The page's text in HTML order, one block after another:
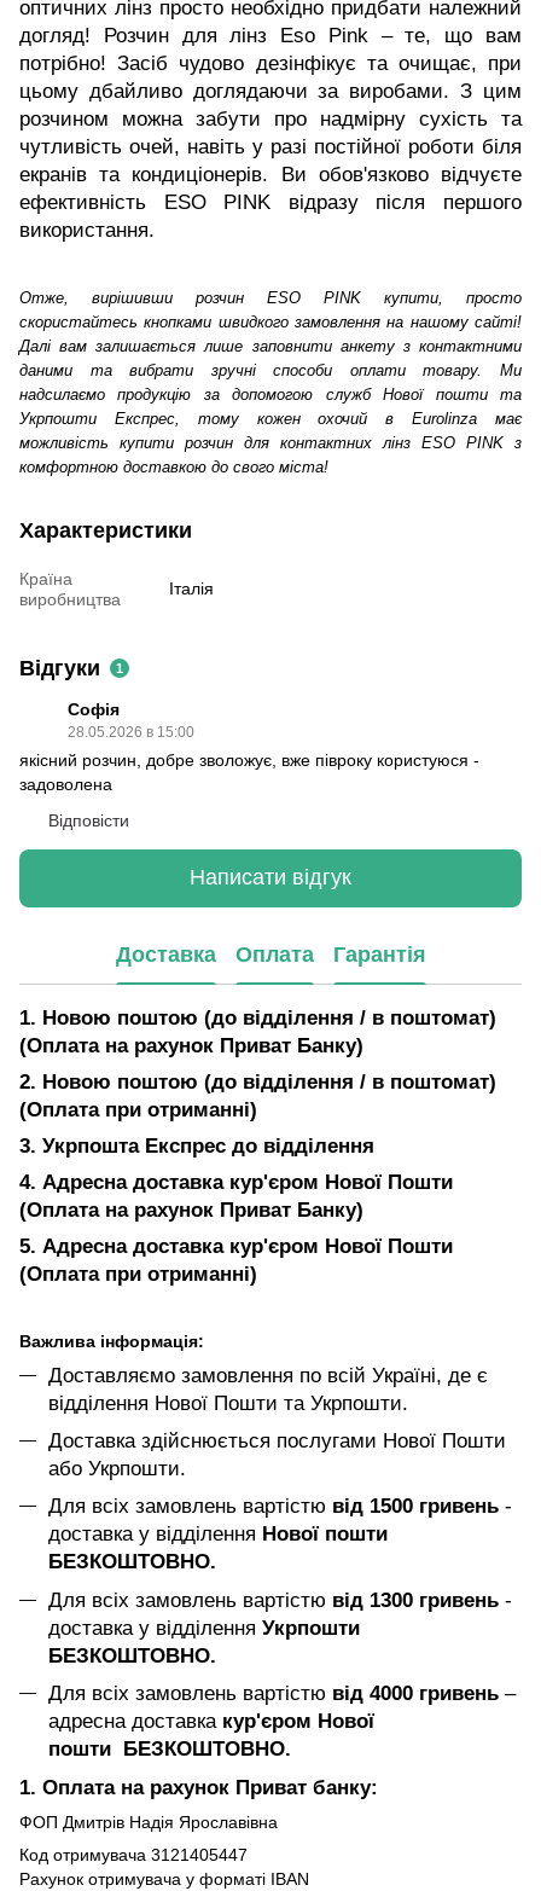
оптичних лінз просто необхідно придбати належний
догляд! Розчин для лінз Eso Pink – те, що вам
потрібно! Засіб чудово дезінфікує та очищає, при
цьому дбайливо доглядаючи за виробами. З цим
розчином можна забути про надмірну сухість та
чутливість очей, навіть у разі постійної роботи біля
екранів та кондиціонерів. Ви обов'язково відчуєте
ефективність ESO PINK відразу після першого
використання.
Отже, вирішивши розчин ESO PINK купити, просто
скористайтесь кнопками швидкого замовлення на нашому сайті!
Далі вам залишається лише заповнити анкету з контактними
даними та вибрати зручні способи оплати товару. Ми
надсилаємо продукцію за допомогою служб Нової пошти та
Укрпошти Експрес, тому кожен охочий в Eurolinza має
можливість купити розчин для контактних лінз ESO PINK з
комфортною доставкою до свого міста!
Характеристики
Країна
виробництва
Італія
Відгуки 1
Софія
28.05.2026 в 15:00
якісний розчин, добре зволожує, вже півроку користуюся -
задоволена
Відповісти
Написати відгук
Доставка Оплата Гарантія
1. Новою поштою (до відділення / в поштомат)
(Оплата на рахунок Приват Банку)
2. Новою поштою (до відділення / в поштомат)
(Оплата при отриманні)
3. Укрпошта Експрес до відділення
4. Адресна доставка кур'єром Нової Пошти
(Оплата на рахунок Приват Банку)
5. Адресна доставка кур'єром Нової Пошти
(Оплата при отриманні)
Важлива інформація:
Доставляємо замовлення по всій Україні, де є
відділення Нової Пошти та Укрпошти.
Доставка здійснюється послугами Нової Пошти
або Укрпошти.
Для всіх замовлень вартістю від 1500 гривень -
доставка у відділення Нової пошти
БЕЗКОШТОВНО.
Для всіх замовлень вартістю від 1300 гривень -
доставка у відділення Укрпошти
БЕЗКОШТОВНО.
Для всіх замовлень вартістю від 4000 гривень –
адресна доставка кур'єром Нової
пошти БЕЗКОШТОВНО.
1. Оплата на рахунок Приват банку:
ФОП Дмитрів Надія Ярославівна
Код отримувача 3121405447
Рахунок отримувача у форматі IBAN